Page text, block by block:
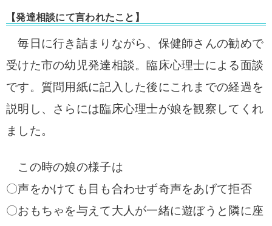
【発達相談にて言われたこと】
毎日に行き詰まりながら、保健師さんの勧めで
受けた市の幼児発達相談。臨床心理士による面談
です。質問用紙に記入した後にこれまでの経過を
説明し、さらには臨床心理士が娘を観察してくれ
ました。
この時の娘の様子は
〇声をかけても目も合わせず奇声をあげて拒否
〇おもちゃを与えて大人が一緒に遊ぼうと隣に座